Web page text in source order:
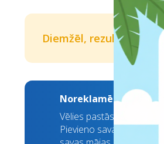
Diemžēl, rezultātus
Noreklamē savu
Vēlies pastāstīt par
Pievieno savas mājas